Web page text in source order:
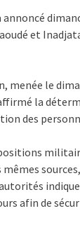
annoncé
et
menée le
la
des
mêmes
afin de